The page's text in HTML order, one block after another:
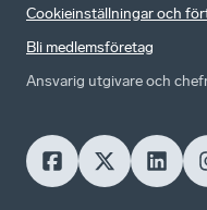
Cookieinställningar och
Bli medlemsföretag
Ansvarig utgivare och